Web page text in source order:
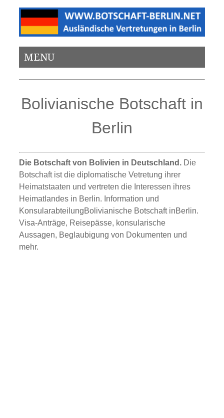
MENU
Bolivianische Botschaft in
Berlin
Die Botschaft von Bolivien in Deutschland. Die
Botschaft ist die diplomatische Vetretung ihrer
Heimatstaaten und vertreten die Interessen ihres
Heimatlandes in Berlin. Information und
KonsularabteilungBolivianische Botschaft inBerlin.
Visa-Anträge, Reisepässe, konsularische
Aussagen, Beglaubigung von Dokumenten und
mehr.